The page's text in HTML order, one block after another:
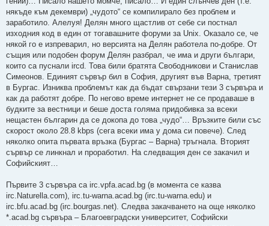
някъде към декември) „чудото“ се компилирало без проблем и
заработило. Алелуя! Делян много щастлив от себе си постнал
изходния код в един от тогавашните форуми за Unix. Оказало се, че
някой го е изпреварил, но версията на Делян работела по-добре. От
същия или подобен форум Делян разбрал, че има и други българи,
които са пуснали ircd. Това били братята Свободникови и Станислав
Симеонов. Единият сървър бил в София, другият във Варна, третият
в Бургас. Изниква проблемът как да бъдат свързани тези 3 сървъра и
как да работят добре. По негово време интернет не се продаваше в
будките за вестници и беше доста голяма придобивка за всеки
нещастен българин да се докопа до това „чудо“… Връзките били със
скорост около 28.8 kbps (сега всеки има у дома си повече). След
няколко опита първата връзка (Бургас – Варна) тръгнала. Вторият
сървър се линкнал и проработил. На следващия ден се закачил и
Софийският…
Първите 3 сървъра са irc.vpfa.acad.bg (в момента се казва
irc.Naturella.com), irc.tu-warna.acad.bg (irc.tu-warna.edu) и
irc.bfu.acad.bg (irc.bourgas.net). Следва закачването на още няколко
*.acad.bg сървъра – Благоевградски университет, Софийски